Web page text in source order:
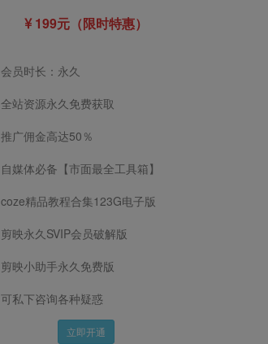
199元（限时特惠）
会员时长：永久
全站资源永久免费获取
推广佣金高达50％
自媒体必备【市面最全工具箱】
coze精品教程合集123G电子版
剪映永久SVIP会员破解版
剪映小助手永久免费版
可私下咨询各种疑惑
立即开通